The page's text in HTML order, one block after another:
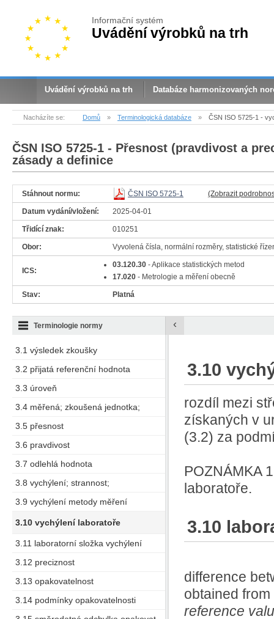
Informační systém
Uvádění výrobků na trh
Uvádění výrobků na trh Databáze harmonizovaných
Nacházíte se: Domů » Terminologická databáze » ČSN ISO 5725-1 -
ČSN ISO 5725-1 - Přesnost (pravdivost a
zásady a definice
Stáhnout normu: ČSN ISO 5725-1 (Zobrazit
Datum vydání/vložení: 2025-04-01
Třidící znak: 010251
Obor: Vyvolená čísla, normální rozměry, statistické
ICS:
03.120.30 - Aplikace statistických metod
17.020 - Metrologie a měření obecně
Stav: Platná
3.1 výsledek zkoušky
3.2 přijatá referenční hodnota
3.3 úroveň
3.4 měřená; zkoušená jednotka;
3.5 přesnost
3.6 pravdivost
3.7 odlehlá hodnota
3.8 vychýlení; strannost;
3.9 vychýlení metody měření
3.10 vychýlení laboratoře
3.11 laboratorní složka vychýlení
3.12 preciznost
3.13 opakovatelnost
3.14 podmínky opakovatelnosti
Terminologie normy ‹
3.10
rozdíl mezi
získaných v
(3.2) za
POZNÁMKA
laboratoře.
3.10
difference
obtained
reference